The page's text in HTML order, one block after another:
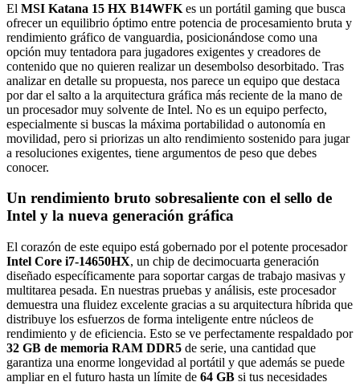
El MSI Katana 15 HX B14WFK es un portátil gaming que busca
ofrecer un equilibrio óptimo entre potencia de procesamiento bruta y
rendimiento gráfico de vanguardia, posicionándose como una
opción muy tentadora para jugadores exigentes y creadores de
contenido que no quieren realizar un desembolso desorbitado. Tras
analizar en detalle su propuesta, nos parece un equipo que destaca
por dar el salto a la arquitectura gráfica más reciente de la mano de
un procesador muy solvente de Intel. No es un equipo perfecto,
especialmente si buscas la máxima portabilidad o autonomía en
movilidad, pero si priorizas un alto rendimiento sostenido para jugar
a resoluciones exigentes, tiene argumentos de peso que debes
conocer.
Un rendimiento bruto sobresaliente con el sello de
Intel y la nueva generación gráfica
El corazón de este equipo está gobernado por el potente procesador
Intel Core i7-14650HX, un chip de decimocuarta generación
diseñado específicamente para soportar cargas de trabajo masivas y
multitarea pesada. En nuestras pruebas y análisis, este procesador
demuestra una fluidez excelente gracias a su arquitectura híbrida que
distribuye los esfuerzos de forma inteligente entre núcleos de
rendimiento y de eficiencia. Esto se ve perfectamente respaldado por
32 GB de memoria RAM DDR5 de serie, una cantidad que
garantiza una enorme longevidad al portátil y que además se puede
ampliar en el futuro hasta un límite de 64 GB si tus necesidades